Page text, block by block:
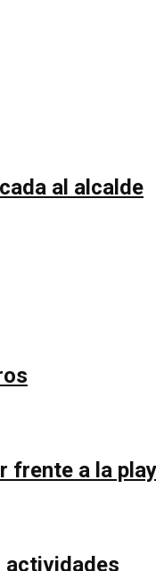
al alcalde
frente a la
actividades